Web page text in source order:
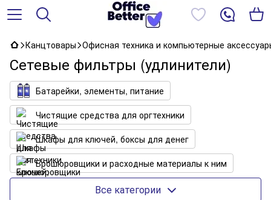
Канцтовары Офисная техника и компьютерные
Сетевые фильтры (удлинители)
Батарейки, элементы, питание
Чистящие средства для оргтехники
Шкафы для ключей, боксы для денег
Брошюровщики и расходные материалы к ним
Все категории